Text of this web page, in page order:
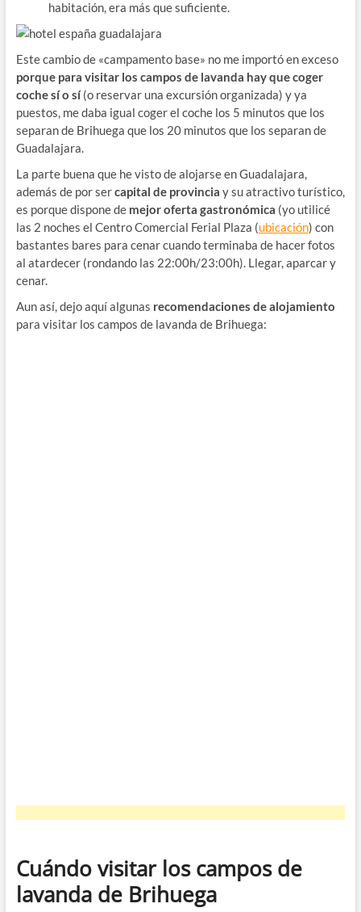
habitación, era más que suficiente.
Este cambio de «campamento base» no me importó en exceso
porque para visitar los campos de lavanda hay que coger
coche sí o sí(o reservar una excursión organizada) y ya
puestos, me daba igual coger el coche los 5 minutos que los
separan de Brihuega que los 20 minutos que los separan de
Guadalajara.
La parte buena que he visto de alojarse en Guadalajara,
además de por sercapital de provincia y su atractivo turístico,
es porque dispone de mejor oferta gastronómica (yo utilicé
las 2 noches el Centro Comercial Ferial Plaza (ubicación) con
bastantes bares para cenar cuando terminaba de hacer fotos
al atardecer (rondando las 22:00h/23:00h). Llegar, aparcar y
cenar.
Aun así, dejo aquí algunas recomendaciones de alojamiento
para visitar los campos de lavanda de Brihuega:
Cuándo visitar los campos de
lavanda de Brihuega